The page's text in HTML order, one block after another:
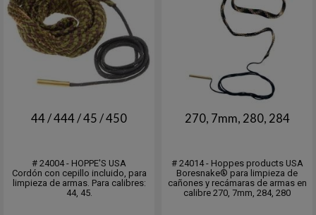
44 / 444 / 45 / 450
# 24004 - HOPPE'S USA
Cordón con cepillo incluido, para
limpieza de armas. Para calibres:
44, 45.
270, 7mm, 280, 284
# 24014 - Hoppes products USA
Boresnake® para limpieza de
cañones y recámaras de armas en
calibre 270, 7mm, 284, 280